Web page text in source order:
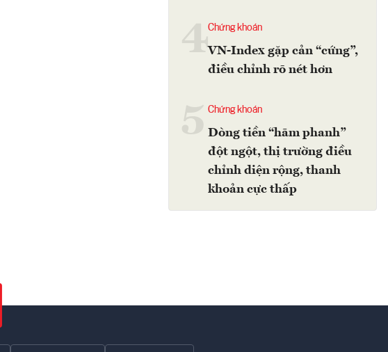
4Chứng khoán
VN-Index gặp cản “cứng”,
điều chỉnh rõ nét hơn
Chứng khoán
Dòng tiền “hãm phanh”
đột ngột, thị trường điều
chỉnh diện rộng, thanh
khoản cực thấp